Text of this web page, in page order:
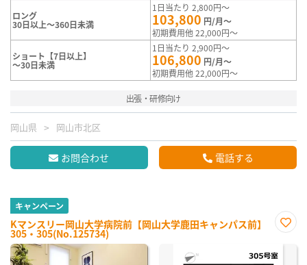
ロング
30日以上～360日未満
1日当たり 2,800円～
103,800 円/月～
初期費用他 22,000円～
ショート【7日以上】
～30日未満
1日当たり 2,900円～
106,800 円/月～
初期費用他 22,000円～
出張・研修向け
岡山県 岡山市北区
お問合わせ 電話する
キャンペーン
Kマンスリー岡山大学病院前【岡山大学鹿田キャンパス前】
305・305(No.125734)
に入
り登